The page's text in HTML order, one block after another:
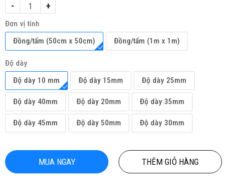
- +
Đơn vị tính
Đồng/tấm (50cm x 50cm)
Đồng/tấm (1m x 1m)
Độ dày
Độ dày 10 mm
Độ dày 15mm Độ dày 25mm
Độ dày 40mm Độ dày 20mm Độ dày 35mm
Độ dày 45mm Độ dày 50mm Độ dày 30mm
MUA NGAY THÊM GIỎ HÀNG